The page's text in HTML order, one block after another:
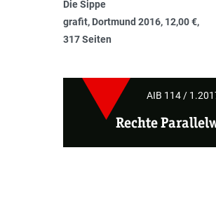
Die Sippe
grafit, Dortmund 2016, 12,00 €,
317 Seiten
AIB 114 /
Rechte